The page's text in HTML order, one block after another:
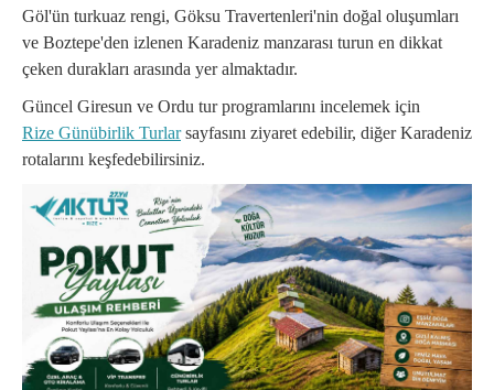
Göl'ün turkuaz rengi, Göksu Travertenleri'nin doğal oluşumları
ve Boztepe'den izlenen Karadeniz manzarası turun en dikkat
çeken durakları arasında yer almaktadır.
Güncel Giresun ve Ordu tur programlarını incelemek için
Rize Günübirlik Turlarsayfasını ziyaret edebilir, diğer Karadeniz
rotalarını keşfedebilirsiniz.